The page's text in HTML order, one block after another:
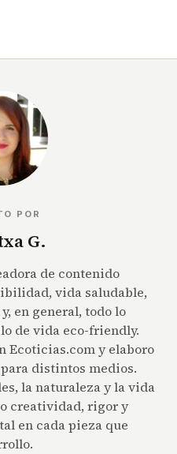
POR
G.
de contenido
vida saludable,
en general, todo lo
de vida eco-friendly.
Ecoticias.com y elaboro
distintos medios.
la naturaleza y la vida
creatividad, rigor y
en cada pieza que